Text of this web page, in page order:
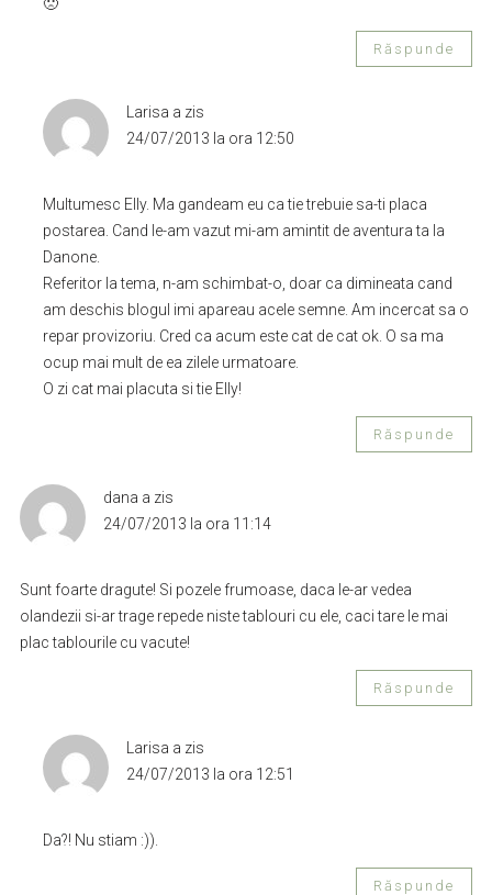
Răspunde
Larisa a zis
24/07/2013 la ora 12:50
Multumesc Elly. Ma gandeam eu ca tie trebuie sa-ti placa
postarea. Cand le-am vazut mi-am amintit de aventura ta la
Danone.
Referitor la tema, n-am schimbat-o, doar ca dimineata cand
am deschis blogul imi apareau acele semne. Am incercat sa o
repar provizoriu. Cred ca acum este cat de cat ok. O sa ma
ocup mai mult de ea zilele urmatoare.
O zi cat mai placuta si tie Elly!
Răspunde
dana a zis
24/07/2013 la ora 11:14
Sunt foarte dragute! Si pozele frumoase, daca le-ar vedea
olandezii si-ar trage repede niste tablouri cu ele, caci tare le mai
plac tablourile cu vacute!
Răspunde
Larisa a zis
24/07/2013 la ora 12:51
Da?! Nu stiam :)).
Răspunde